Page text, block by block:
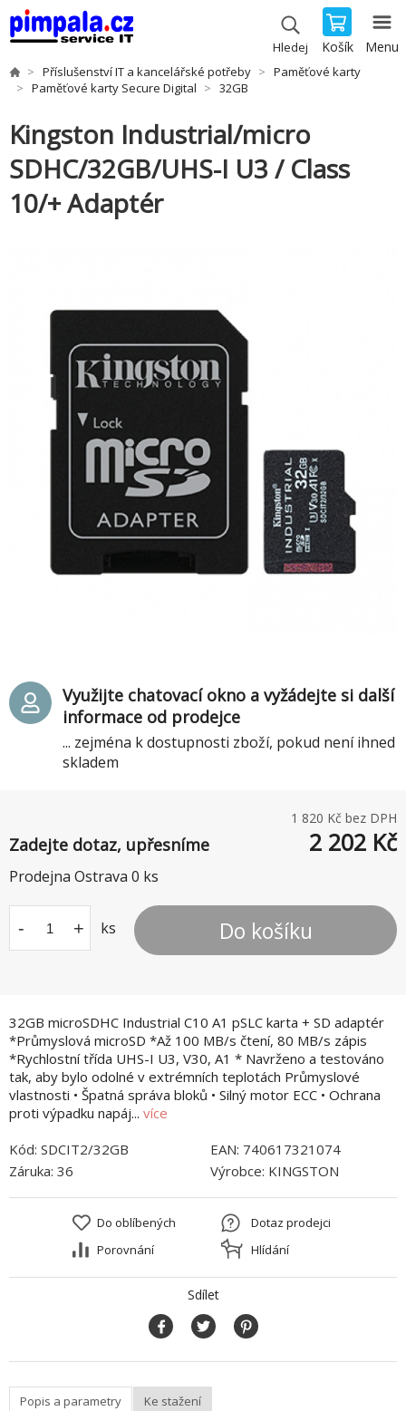
Hledej Košík Menu
Příslušenství IT a kancelářské potřeby
Paměťové karty
Paměťové karty Secure Digital
32GB
Kingston Industrial/micro
SDHC/32GB/UHS-I U3 / Class
10/+ Adaptér
32GB microSDHC Industrial C10 A1 pSLC karta + SD adaptér
*Průmyslová microSD *Až 100 MB/s čtení, 80 MB/s zápis
*Rychlostní třída UHS-I U3, V30, A1 * Navrženo a testováno
tak, aby bylo odolné v extrémních teplotách Průmyslové
vlastnosti • Špatná správa bloků • Silný motor ECC • Ochrana
proti výpadku napáj... více
1 820 Kč bez DPH
Zadejte dotaz, upřesníme 2 202 Kč
Prodejna Ostrava 0 ks
- + ks Do košíku
Využijte chatovací okno a vyžádejte si další
informace od prodejce
... zejména k dostupnosti zboží, pokud není ihned
skladem
Kód: SDCIT2/32GB EAN: 740617321074
Záruka: 36 Výrobce: KINGSTON
Do oblíbených
Porovnání
Dotaz prodejci
Hlídání
Sdílet
Popis a parametry Ke stažení